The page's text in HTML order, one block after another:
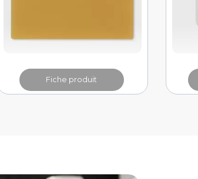
Fiche produit